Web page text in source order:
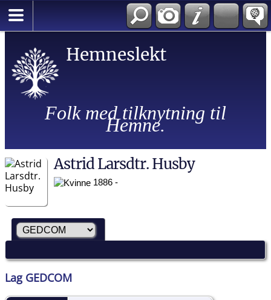
Hemneslekt
Folk med tilknytning til
Hemne.
Astrid Larsdtr. Husby
1886 -
Lag GEDCOM